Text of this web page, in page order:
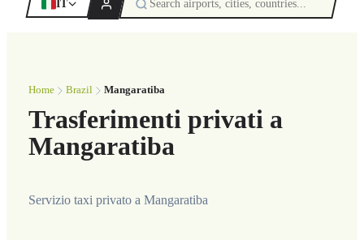
IT
Home Brazil Mangaratiba
Trasferimenti privati a
Mangaratiba
Servizio taxi privato a Mangaratiba